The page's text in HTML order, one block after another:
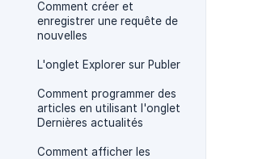
Comment créer et
enregistrer une requête de
nouvelles
L'onglet Explorer sur Publer
Comment programmer des
articles en utilisant l'onglet
Dernières actualités
Comment afficher les